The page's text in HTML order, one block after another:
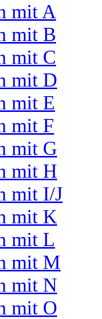
mit A
mit B
mit C
mit D
mit E
mit F
mit G
mit H
mit I/J
mit K
mit L
mit M
mit N
mit O